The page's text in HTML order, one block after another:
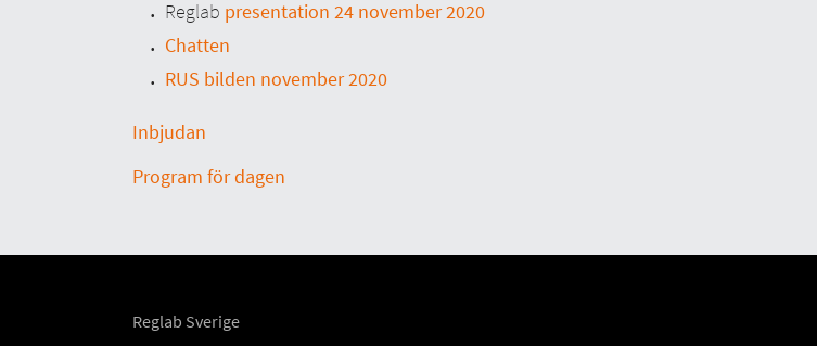
Reglab presentation 24 november 2020
Chatten
RUS bilden november 2020
Inbjudan
Program för dagen
Reglab Sverige